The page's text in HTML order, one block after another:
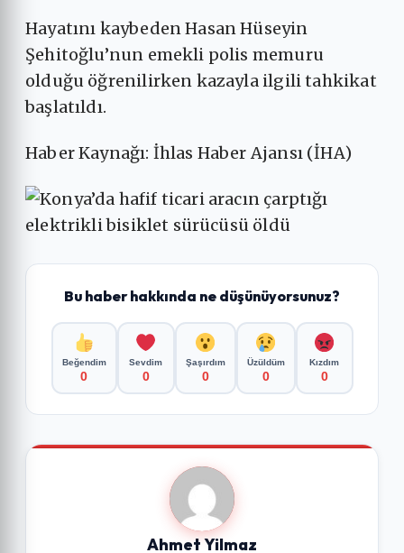
Hayatını kaybeden Hasan Hüseyin
Şehitoğlu’nun emekli polis memuru
olduğu öğrenilirken kazayla ilgili tahkikat
başlatıldı.
Haber Kaynağı: İhlas Haber Ajansı (İHA)
Bu haber hakkında ne düşünüyorsunuz?
Beğendim
0
Sevdim
0
Şaşırdım
0
Üzüldüm
0
Kızdım
0
Ahmet Yilmaz